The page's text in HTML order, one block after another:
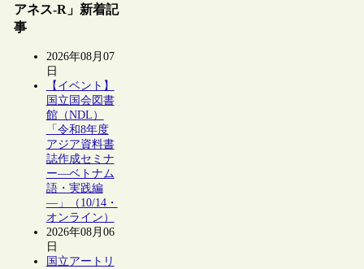
アネス-R」新着記
事
2026年08月07
日
【イベント】
国立国会図書
館（NDL）
「令和8年度
アジア資料書
誌作成セミナ
ー―ベトナム
語・実践編
―」（10/14・
オンライン）
2026年08月06
日
国立アートリ